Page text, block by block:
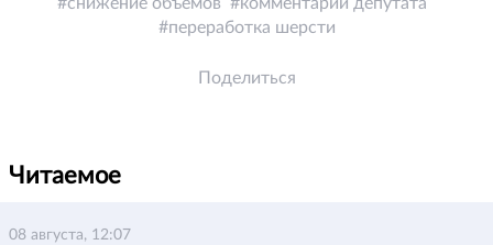
снижение объемов
комментарий депутата
переработка шерсти
Поделиться
Читаемое
08 августа, 12:07